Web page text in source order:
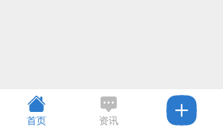
首页 资讯